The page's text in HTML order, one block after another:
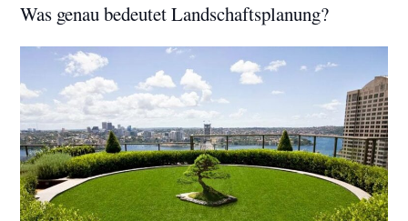
Was genau bedeutet Landschaftsplanung?